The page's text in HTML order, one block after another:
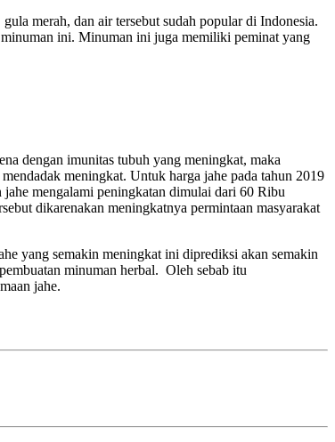
merah, dan air tersebut sudah popular di Indonesia.
ini. Minuman ini juga memiliki peminat yang
dengan imunitas tubuh yang meningkat, maka
meningkat. Untuk harga jahe pada tahun 2019
mengalami peningkatan dimulai dari 60 Ribu
dikarenakan meningkatnya permintaan masyarakat
yang semakin meningkat ini diprediksi akan semakin
minuman herbal. Oleh sebab itu
jahe.